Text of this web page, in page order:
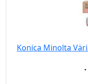
Konica Minolta